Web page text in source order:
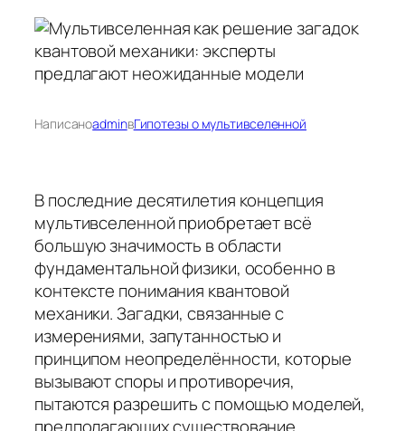
НаписаноadminвГипотезы о мультивселенной
В последние десятилетия концепция
мультивселенной приобретает всё
большую значимость в области
фундаментальной физики, особенно в
контексте понимания квантовой
механики. Загадки, связанные с
измерениями, запутанностью и
принципом неопределённости, которые
вызывают споры и противоречия,
пытаются разрешить с помощью моделей,